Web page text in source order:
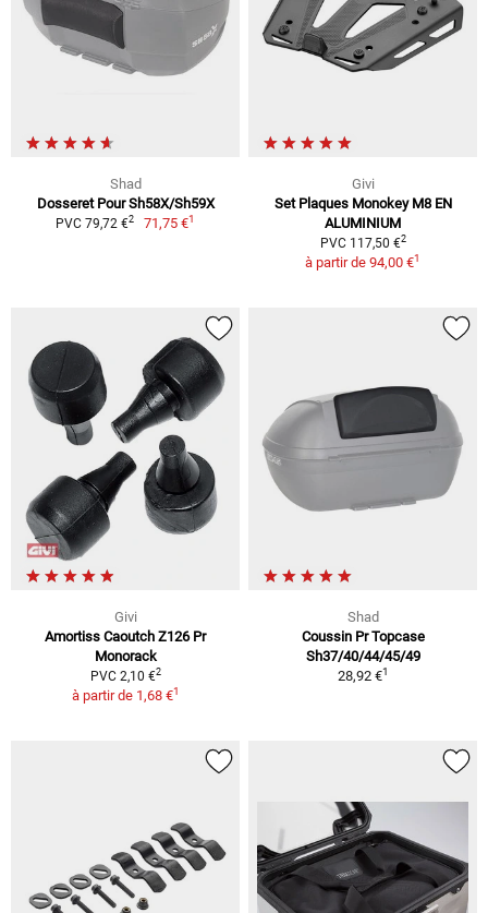
Shad
Dosseret Pour Sh58X/Sh59X
PVC 79,72 €2 71,75 €1
Givi
Set Plaques Monokey M8 EN
ALUMINIUM
PVC 117,50 €2
à partir de 94,00 €1
Givi
Amortiss Caoutch Z126 Pr
Monorack
PVC 2,10 €2
à partir de 1,68 €1
Shad
Coussin Pr Topcase
Sh37/40/44/45/49
28,92 €1